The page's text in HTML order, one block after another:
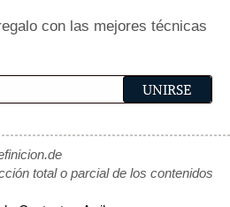
con las mejores técnicas
total o parcial de los contenidos